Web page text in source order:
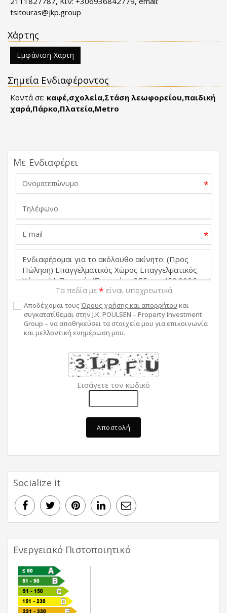
tsitouras@jkp.group
Χάρτης
Εμφάνιση Χάρτη
Σημεία Ενδιαφέροντος
Κοντά σε: καφέ,σχολεία,Στάση λεωφορείου,παιδική
χαρά,Πάρκο,Πλατεία,Metro
Με Ενδιαφέρει
*
*
Τα πεδία με * είναι υποχρεωτικά
Αποδέχομαι τους Όρους χρήσης και απορρήτου και
συγκατατίθεμαι στην J.K. POULSEN – Property Investment
Group – να αποθηκεύσει τα στοιχεία μου για επικοινωνία
και μελλοντική ενημέρωση μου.
Εισάγετε τον κωδικό
Αποστολή
Socialize it
Ενεργειακό Πιστοποιητικό